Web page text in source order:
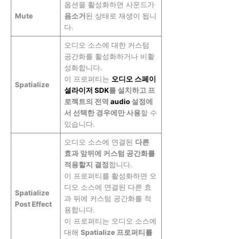
Mute
옵션을 활성화하면 사운드가
음소거 된 상태로 재생이 됩니
다.
Spatialize
오디오 소스에 대한 커스텀
공간화를 활성화하거나 비활
성화합니다.
이 프로퍼티는 오디오 스페이
셜라이저 SDK를 설치하고 프
로젝트의 전역 audio설정에
서 선택한 경우에만 사용할 수
있습니다.
Spatialize
Post Effect
오디오 소스에 연결된 다른
효과 앞뒤에 커스텀 공간화를
적용할지 결정합니다.
이 프로퍼티를 활성화하면 오
디오 소스에 연결된 다른 효
과 뒤에 커스텀 공간화를 적
용합니다.
이 프로퍼티는 오디오 소스에
대해 Spatialize 프로퍼티를